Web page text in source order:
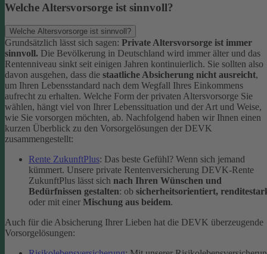
Welche Altersvorsorge ist sinnvoll?
Welche Altersvorsorge ist sinnvoll?
Grundsätzlich lässt sich sagen: Private Altersvorsorge ist immer
sinnvoll. Die Bevölkerung in Deutschland wird immer älter und das
Rentenniveau sinkt seit einigen Jahren kontinuierlich. Sie sollten also
davon ausgehen, dass die staatliche Absicherung nicht ausreicht,
um Ihren Lebensstandard nach dem Wegfall Ihres Einkommens
aufrecht zu erhalten. Welche Form der privaten Altersvorsorge Sie
wählen, hängt viel von Ihrer Lebenssituation und der Art und Weise,
wie Sie vorsorgen möchten, ab. Nachfolgend haben wir Ihnen einen
kurzen Überblick zu den Vorsorgelösungen der DEVK
zusammengestellt:
Rente ZukunftPlus: Das beste Gefühl? Wenn sich jemand
kümmert. Unsere private Rentenversicherung DEVK-Rente
ZukunftPlus lässt sich nach Ihren Wünschen und
Bedürfnissen gestalten: ob sicherheitsorientiert,
oder mit einer Mischung aus beidem.
Auch für die Absicherung Ihrer Lieben hat die DEVK überzeugende
Vorsorgelösungen: